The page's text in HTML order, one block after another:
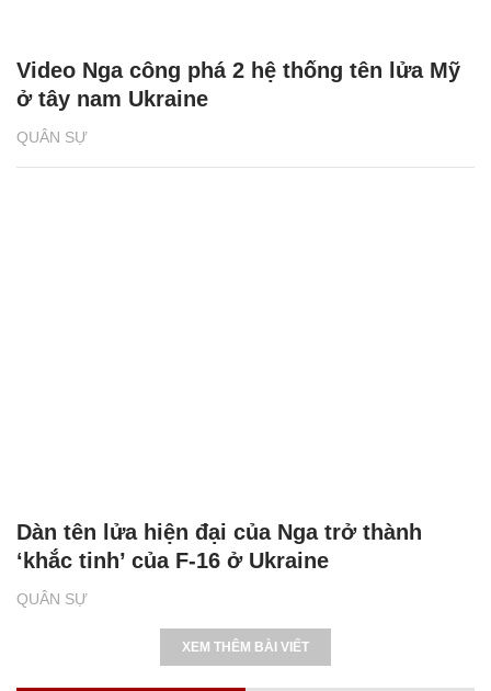
QUÂN SỰ
Video Nga công phá 2 hệ thống tên lửa Mỹ
ở tây nam Ukraine
QUÂN SỰ
Dàn tên lửa hiện đại của Nga trở thành
‘khắc tinh’ của F-16 ở Ukraine
XEM THÊM BÀI VIẾT